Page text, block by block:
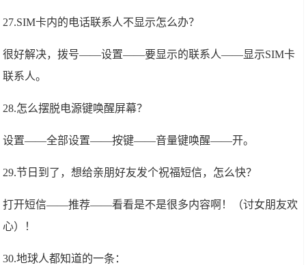
27.SIM卡内的电话联系人不显示怎么办？
很好解决，拨号——设置——要显示的联系人——显示SIM卡
联系人。
28.怎么摆脱电源键唤醒屏幕？
设置——全部设置——按键——音量键唤醒——开。
29.节日到了，想给亲朋好友发个祝福短信，怎么快？
打开短信——推荐——看看是不是很多内容啊！（讨女朋友欢
心）！
30.地球人都知道的一条：